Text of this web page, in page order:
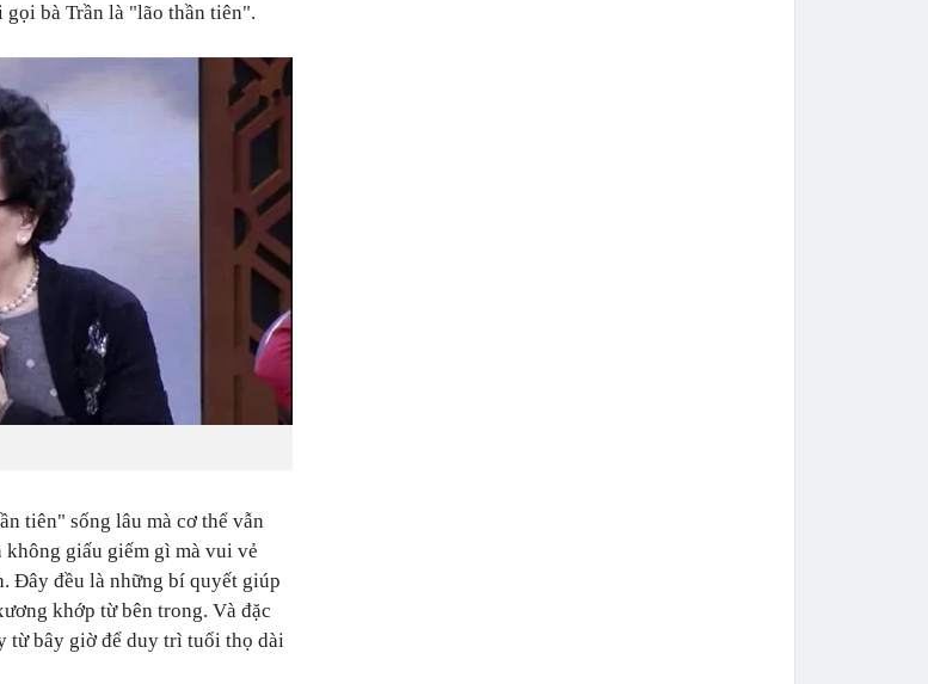
bà Trần là "lão thần tiên".
tiên" sống lâu mà cơ thể vẫn
không giấu giếm gì mà vui vẻ
Đây đều là những bí quyết giúp
khớp từ bên trong. Và đặc
từ bây giờ để duy trì tuổi thọ dài